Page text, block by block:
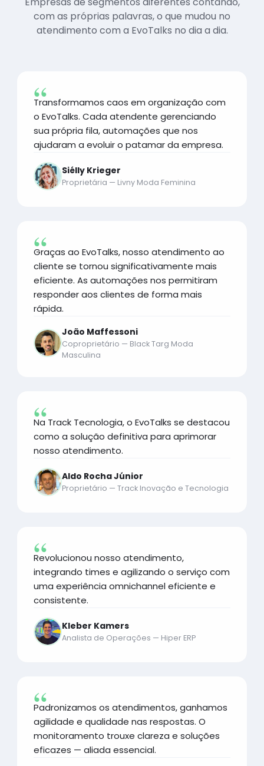
com as próprias palavras, o que mudou no
atendimento com a EvoTalks no dia a dia.
Transformamos caos em organização com
o EvoTalks. Cada atendente gerenciando
sua própria fila, automações que nos
ajudaram a evoluir o patamar da empresa.
Siélly Krieger
Proprietária — Livny Moda Feminina
Graças ao EvoTalks, nosso atendimento ao
cliente se tornou significativamente mais
eficiente. As automações nos permitiram
responder aos clientes de forma mais
rápida.
João Maffessoni
Coproprietário — Black Targ Moda
Masculina
Na Track Tecnologia, o EvoTalks se destacou
como a solução definitiva para aprimorar
nosso atendimento.
Aldo Rocha Júnior
Proprietário — Track Inovação e Tecnologia
Revolucionou nosso atendimento,
integrando times e agilizando o serviço com
uma experiência omnichannel eficiente e
consistente.
Kleber Kamers
Analista de Operações — Hiper ERP
Padronizamos os atendimentos, ganhamos
agilidade e qualidade nas respostas. O
monitoramento trouxe clareza e soluções
eficazes — aliada essencial.